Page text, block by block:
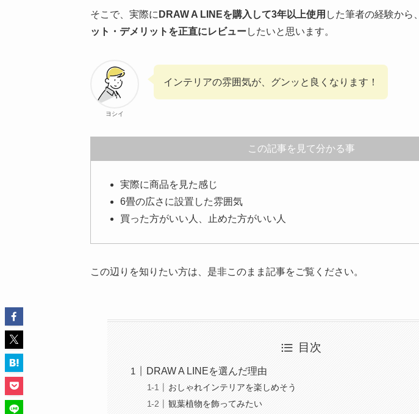
そこで、実際に DRAW A LINEを購入して3年以上使用 した筆者の経験から、
ット・デメリットを正直にレビューしたいと思います。
ヨシイ
インテリアの雰囲気が、グンッと良くなります！
この記事を見て分かる事
実際に商品を見た感じ
6畳の広さに設置した雰囲気
買った方がいい人、止めた方がいい人
この辺りを知りたい方は、是非このまま記事をご覧ください。
目次
DRAW A LINEを選んだ理由
おしゃれインテリアを楽しめそう
観葉植物を飾ってみたい